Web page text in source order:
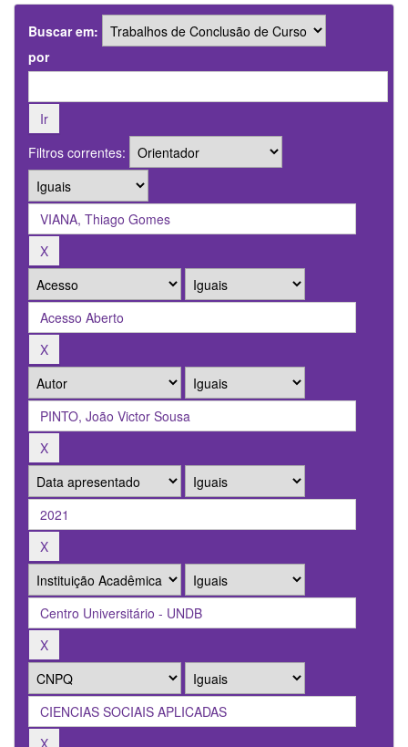
Buscar em:
por
Filtros correntes: